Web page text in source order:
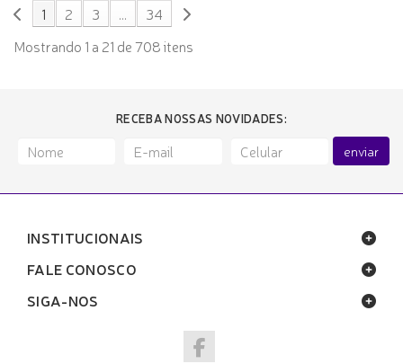
1 2 3 ...
34
Mostrando 1 a 21 de 708 itens
RECEBA NOSSAS NOVIDADES:
enviar
INSTITUCIONAIS
FALE CONOSCO
SIGA-NOS